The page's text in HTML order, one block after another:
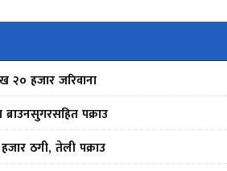
२० हजार जरिवाना
पक्राउ
ठगी, तेली पक्राउ